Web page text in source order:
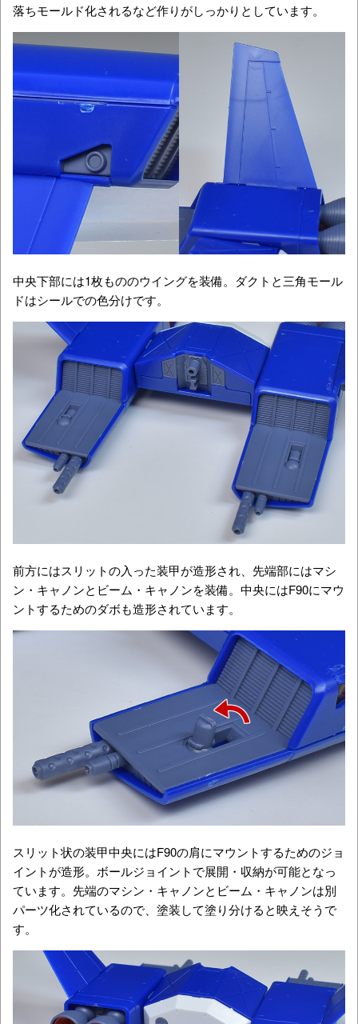
落ちモールド化されるなど作りがしっかりとしています。
中央下部には1枚もののウイングを装備。ダクトと三角モール
ドはシールでの色分けです。
前方にはスリットの入った装甲が造形され、先端部にはマシ
ン・キャノンとビーム・キャノンを装備。中央にはF90にマウ
ントするためのダボも造形されています。
スリット状の装甲中央にはF90の肩にマウントするためのジョ
イントが造形。ボールジョイントで展開・収納が可能となっ
ています。先端のマシン・キャノンとビーム・キャノンは別
パーツ化されているので、塗装して塗り分けると映えそうで
す。